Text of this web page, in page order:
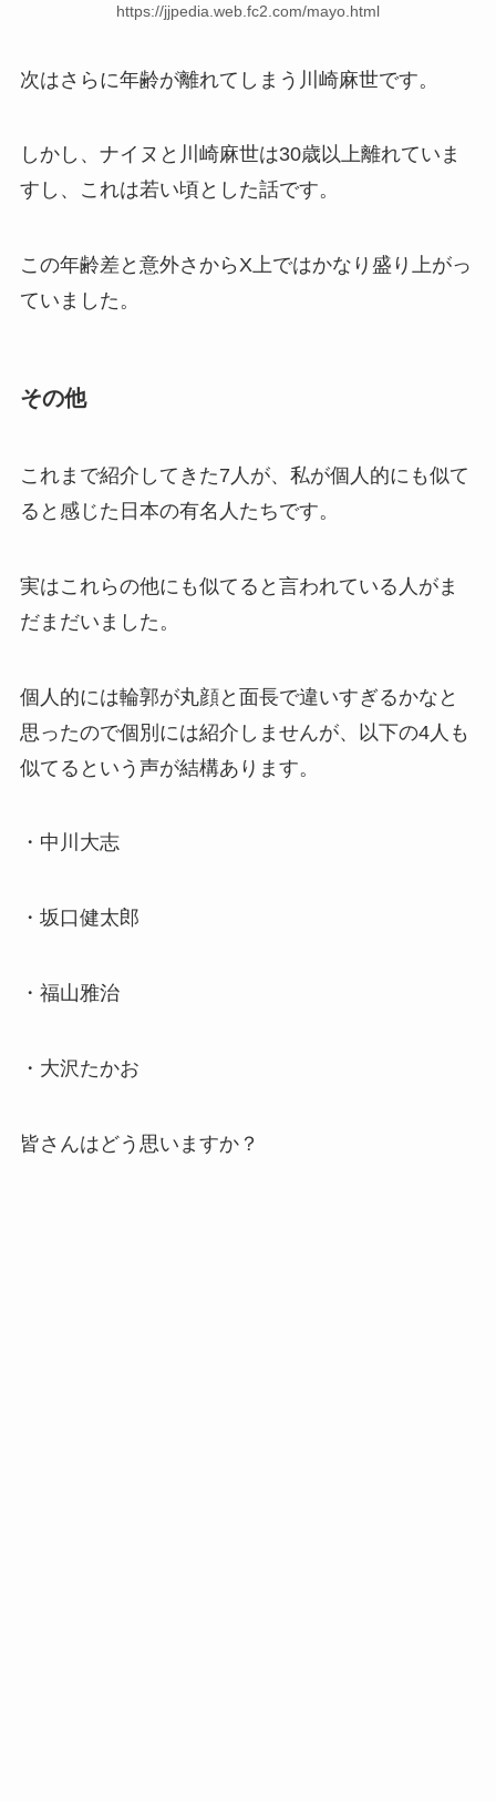
https://jjpedia.web.fc2.com/mayo.html
次はさらに年齢が離れてしまう川崎麻世です。
しかし、ナイヌと川崎麻世は30歳以上離れていま
すし、これは若い頃とした話です。
この年齢差と意外さからX上ではかなり盛り上がっ
ていました。
その他
これまで紹介してきた7人が、私が個人的にも似て
ると感じた日本の有名人たちです。
実はこれらの他にも似てると言われている人がま
だまだいました。
個人的には輪郭が丸顔と面長で違いすぎるかなと
思ったので個別には紹介しませんが、以下の4人も
似てるという声が結構あります。
・中川大志
・坂口健太郎
・福山雅治
・大沢たかお
皆さんはどう思いますか？